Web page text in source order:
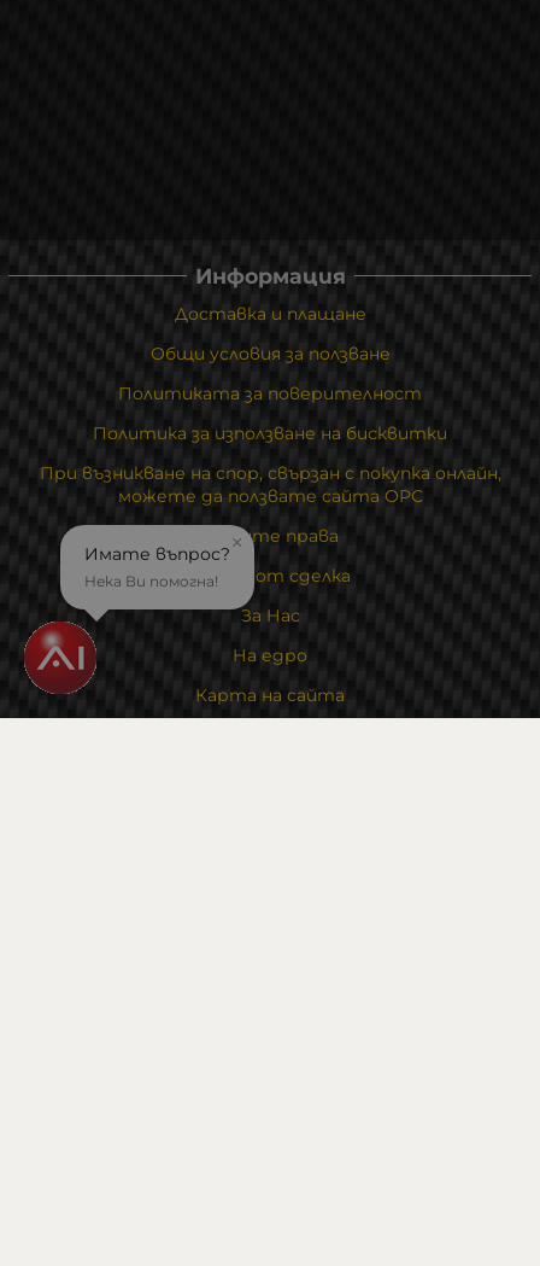
Информация
Доставка и плащане
Общи условия за ползване
Политиката за поверителност
Политика за използване на бисквитки
При възникване на спор, свързан с покупка онлайн,
можете да ползвате сайта ОРС
Вашите права
Отказ от сделка
За Нас
На едро
Карта на сайта
×
Имате въпрос?
Нека Ви помогна!